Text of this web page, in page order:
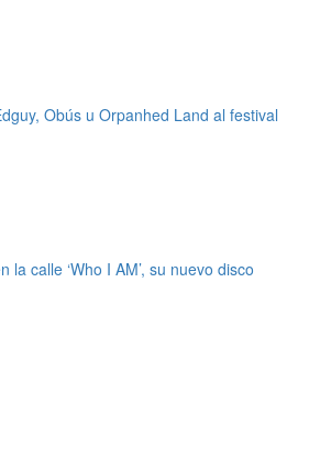
Obús u Orpanhed Land al festival
calle ‘Who I AM’, su nuevo disco